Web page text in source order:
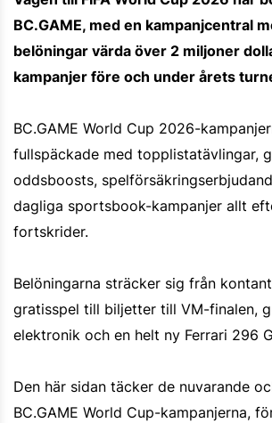
BC.GAME, med en kampanjcentral
belöningar värda över 2 miljoner
kampanjer före och under årets
BC.GAME World Cup 2026-
fullspäckade med topplistatävlingar,
oddsboosts,
dagliga sportsbook-kampanjer allt
fortskrider.
Belöningarna sträcker sig från
gratisspel till biljetter till VM-finalen,
elektronik och en helt ny Ferrari 296
Den här sidan täcker de nuvarande
BC.GAME World Cup-kampanjerna,